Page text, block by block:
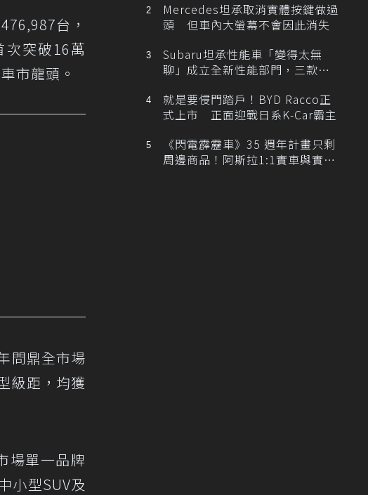
台，
突破16萬
市龍頭。
問鼎全市場
級距，均獲
場單一品牌
小型SUV及
Mercedes坦承取消實體按鍵做過
頭 但車內大螢幕不會因此消失
Subaru坦承性能車「變得太無
聊」成立全新性能部門，三款手
就是要侵門踏戶！BYD Racco正
式上市 正面迎戰日系K-Car霸主
《閃電霹靂車》35 週年計畫只剩
周邊商品！阿斯拉1:1實車與實體